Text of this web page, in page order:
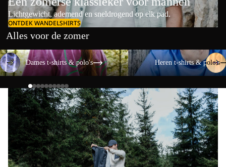
Lichtgewicht, ademend en sneldrogend op elk pad.
ONTDEK WANDELSHIRTS
Alles voor de zomer
Dames t-shirts & polo's
Dames t-shirts & polo's
Heren t-shirts & polo's
Heren t-shirts & polo's